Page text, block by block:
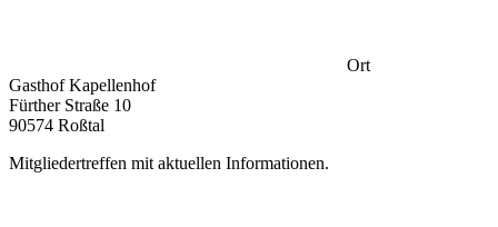
Ort
Gasthof Kapellenhof
Fürther Straße 10
90574 Roßtal
Mitgliedertreffen mit aktuellen Informationen.